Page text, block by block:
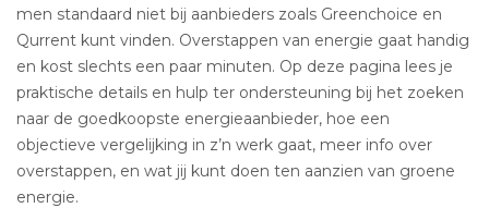
men standaard niet bij aanbieders zoals Greenchoice en
Qurrent kunt vinden. Overstappen van energie gaat handig
en kost slechts een paar minuten. Op deze pagina lees je
praktische details en hulp ter ondersteuning bij het zoeken
naar de goedkoopste energieaanbieder, hoe een
objectieve vergelijking in z’n werk gaat, meer info over
overstappen, en wat jij kunt doen ten aanzien van groene
energie.